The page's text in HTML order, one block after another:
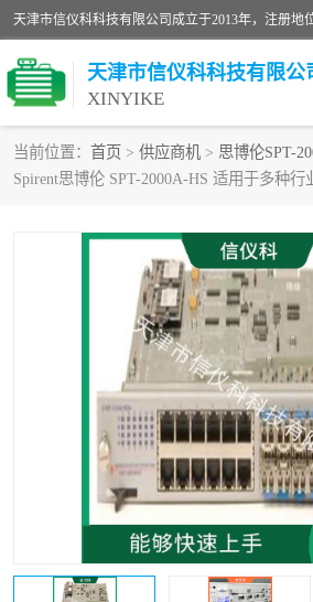
天津市信仪科科技有限公
XINYIKE
当前位置： 首页 > 供应商机 > 思博伦SPT-
Spirent思博伦 SPT-2000A-HS 适用于多种行
思博伦Spirent C50 思博
思博伦Spirent C100 思博
思博伦Spirent N11U 思博
思博
思博伦Spirent SPT-3U 思博
发包仪IXIA XGS2 思博